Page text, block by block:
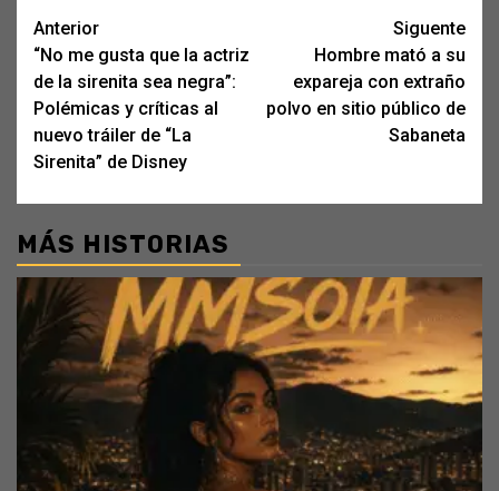
Post
navigation
Anterior
“No me gusta que la actriz
de la sirenita sea negra”:
Polémicas y críticas al
nuevo tráiler de “La
Sirenita” de Disney
Siguente
Hombre mató a su
expareja con extraño
polvo en sitio público de
Sabaneta
MÁS HISTORIAS